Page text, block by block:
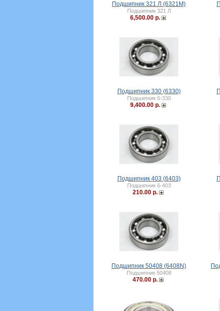
Подшипник 321 Л (6321M)
Подшипник 321 Л
6,500.00 р.
Подшипник 330 (6330)
Подшипник 6-330
9,400.00 р.
Подшипник 403 (6403)
Подшипник 6-403
210.00 р.
Подшипник 50408 (6408N)
Подшипник 50408
470.00 р.